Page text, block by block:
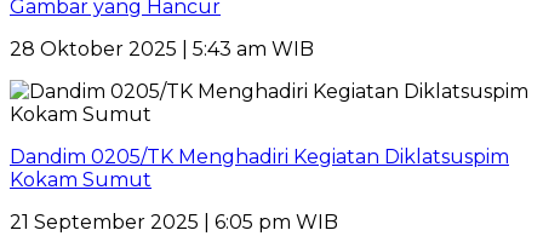
Gambar yang Hancur
28 Oktober 2025 | 5:43 am WIB
Dandim 0205/TK Menghadiri Kegiatan Diklatsuspim
Kokam Sumut
21 September 2025 | 6:05 pm WIB